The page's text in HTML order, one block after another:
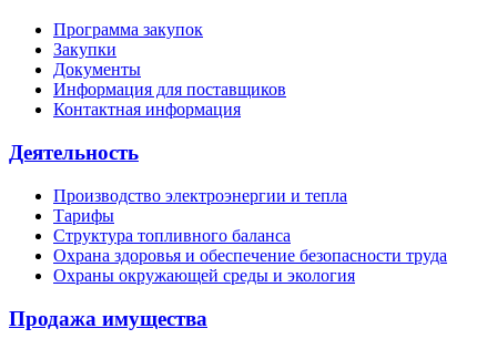
Программа закупок
Закупки
Документы
Информация для поставщиков
Контактная информация
Деятельность
Производство электроэнергии и тепла
Тарифы
Структура топливного баланса
Охрана здоровья и обеспечение безопасности труда
Охраны окружающей среды и экология
Продажа имущества